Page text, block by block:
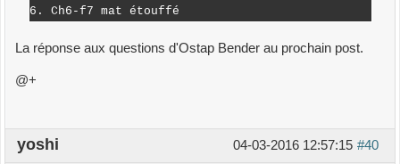
6. Ch6-f7 mat étouffé
La réponse aux questions d'Ostap Bender au prochain post.
@+
#40
04-03-2016 12:57:15
yoshi